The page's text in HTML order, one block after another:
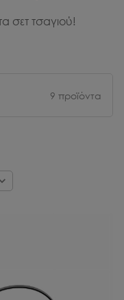
σετ τσαγιού!
9 προϊόντα